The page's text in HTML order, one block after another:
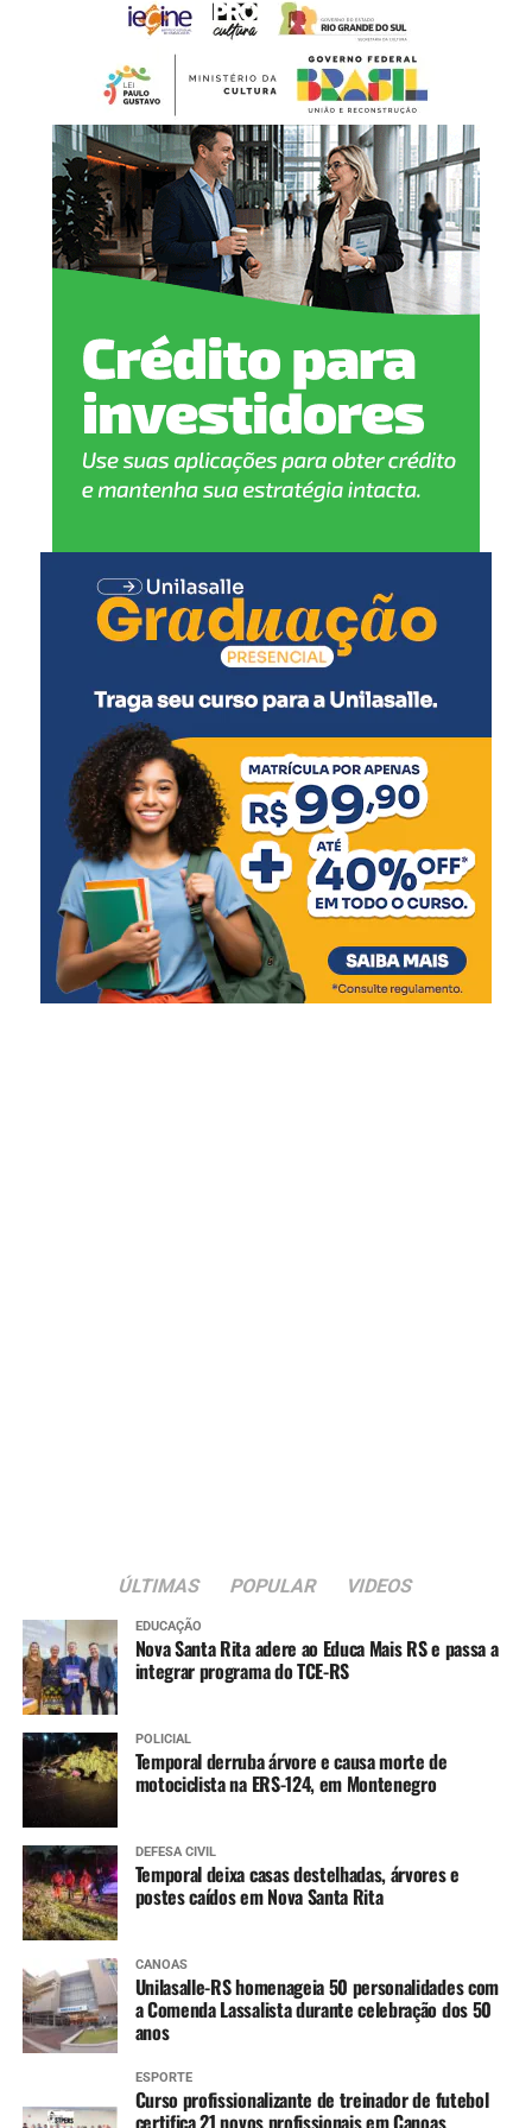
unidades de saúde e programas habitacionais, além de
medidas voltadas aos setores industrial e do agronegócio.
Em nota publicada nas redes sociais, o ex-secretário
informou que comunicou a decisão ao prefeito de
Canoas, Airton Souza, e que passará a atuar na
coordenação da campanha de Luciano Zucco.
“Estarei fazendo parte da
coordenação da campanha
ao Palácio Piratini, o que
vai exigir que eu me afaste
das minhas funções na
Secretaria Municipal de
Relações Institucionais do
governo canoense”,
declarou.
Rossano também agradeceu ao prefeito, ao vice-prefeito
Rodrigo Busato, secretários municipais, vereadores da
base aliada e demais integrantes da administração
municipal pelo período em que esteve na gestão.
A Prefeitura de Canoas ainda não informou oficialmente
quem assumirá a Secretaria Municipal de Relações
Institucionais.
ÚLTIMAS POPULAR VIDEOS
EDUCAÇÃO
Nova Santa Rita adere ao Educa Mais RS e passa a
integrar programa do TCE-RS
POLICIAL
Temporal derruba árvore e causa morte de
motociclista na ERS-124, em Montenegro
DEFESA CIVIL
Temporal deixa casas destelhadas, árvores e
postes caídos em Nova Santa Rita
CANOAS
Unilasalle-RS homenageia 50 personalidades com
a Comenda Lassalista durante celebração dos 50
anos
ESPORTE
Curso profissionalizante de treinador de futebol